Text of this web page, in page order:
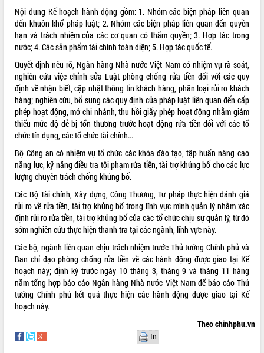
VIDEO
Loading the player...
Khám bệnh, cấp phát thuốc miễn phí
và tặng quà người dân xã Cư Pui
Hội nghị UBND tỉnh Đắk Lắk thường kỳ
tháng 7/2026
Nam Anh hùng” và trao Huân chương
Lao động
Nội dung Kế hoạch hành động gồm: 1. Nhóm các biện pháp liên quan
đến khuôn khổ pháp luật; 2. Nhóm các biện pháp liên quan đến quyền
hạn và trách nhiệm của các cơ quan có thẩm quyền; 3. Hợp tác trong
nước; 4. Các sản phẩm tài chính toàn diện; 5. Hợp tác quốc tế.
Quyết định nêu rõ, Ngân hàng Nhà nước Việt Nam có nhiệm vụ rà soát,
nghiên cứu việc chỉnh sửa Luật phòng chống rửa tiền đối với các quy
định về nhận biết, cập nhật thông tin khách hàng, phân loại rủi ro khách
hàng; nghiên cứu, bổ sung các quy định của pháp luật liên quan đến cấp
phép hoạt động, mở chi nhánh, thu hồi giấy phép hoạt động nhằm giảm
thiểu mức độ dễ bị tổn thương trước hoạt động rửa tiền đối với các tổ
chức tín dụng, các tổ chức tài chính...
Bộ Công an có nhiệm vụ tổ chức các khóa đào tạo, tập huấn nâng cao
năng lực, kỹ năng điều tra tội phạm rửa tiền, tài trợ khủng bố cho các lực
lượng chuyên trách chống khủng bố.
Các Bộ Tài chính, Xây dựng, Công Thương, Tư pháp thực hiện đánh giá
rủi ro về rửa tiền, tài trợ khủng bố trong lĩnh vực mình quản lý nhằm xác
định rủi ro rửa tiền, tài trợ khủng bố của các tổ chức chịu sự quản lý, từ đó
sớm nghiên cứu thực hiện thanh tra tại các ngành, lĩnh vực này.
Các bộ, ngành liên quan chịu trách nhiệm trước Thủ tướng Chính phủ và
Ban chỉ đạo phòng chống rửa tiền về các hành động được giao tại Kế
hoạch này; định kỳ trước ngày 10 tháng 3, tháng 9 và tháng 11 hàng
năm tổng hợp báo cáo Ngân hàng Nhà nước Việt Nam để báo cáo Thủ
tướng Chính phủ kết quả thực hiện các hành động được giao tại Kế
hoạch này.
Theo chinhphu.vn
In